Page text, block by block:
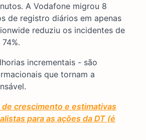
A Vodafone migrou 8
de registro diários em apenas
reduziu os incidentes de
incrementais - são
que tornam a
de crescimento e estimativas
para as ações da DT (é